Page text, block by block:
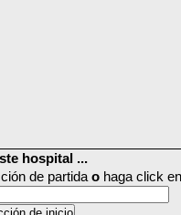
hospital ...
de partida o haga click